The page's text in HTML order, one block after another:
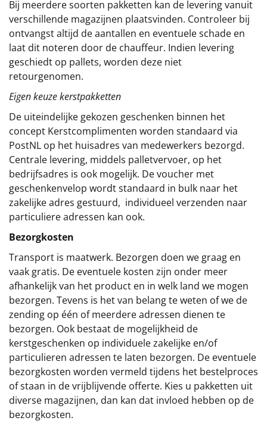
Bij meerdere soorten pakketten kan de levering vanuit
verschillende magazijnen plaatsvinden. Controleer bij
ontvangst altijd de aantallen en eventuele schade en
laat dit noteren door de chauffeur. Indien levering
geschiedt op pallets, worden deze niet
retourgenomen.
Eigen keuze kerstpakketten
De uiteindelijke gekozen geschenken binnen het
concept Kerstcomplimenten worden standaard via
PostNL op het huisadres van medewerkers bezorgd.
Centrale levering, middels palletvervoer, op het
bedrijfsadres is ook mogelijk. De voucher met
geschenkenvelop wordt standaard in bulk naar het
zakelijke adres gestuurd, individueel verzenden naar
particuliere adressen kan ook.
Bezorgkosten
Transport is maatwerk. Bezorgen doen we graag en
vaak gratis. De eventuele kosten zijn onder meer
afhankelijk van het product en in welk land we mogen
bezorgen. Tevens is het van belang te weten of we de
zending op één of meerdere adressen dienen te
bezorgen. Ook bestaat de mogelijkheid de
kerstgeschenken op individuele zakelijke en/of
particulieren adressen te laten bezorgen. De eventuele
bezorgkosten worden vermeld tijdens het bestelproces
of staan in de vrijblijvende offerte. Kies u pakketten uit
diverse magazijnen, dan kan dat invloed hebben op de
bezorgkosten.